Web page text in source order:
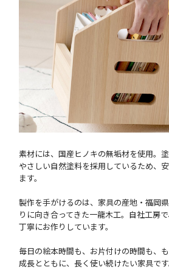
素材には、国産ヒノキの無垢材を使用。
やさしい自然塗料を採用しているため、
ます。
製作を手がけるのは、家具の産地・福岡
りに向き合ってきた一龍木工。自社工房
丁寧にお作りしています。
毎日の絵本時間も、お片付けの時間も、
成長とともに、長く使い続けたい家具です